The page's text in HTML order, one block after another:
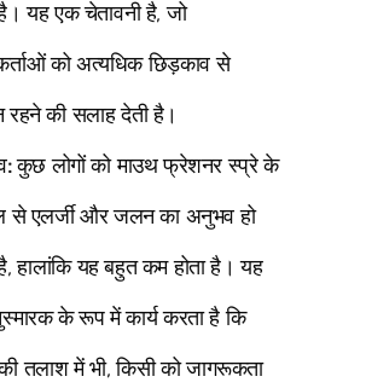
यह एक चेतावनी है, जो
को अत्यधिक छिड़काव से
रहने की सलाह देती है।
कुछ लोगों को माउथ फ्रेशनर स्प्रे के
से एलर्जी और जलन का अनुभव हो
हालांकि यह बहुत कम होता है। यह
के रूप में कार्य करता है कि
तलाश में भी, किसी को जागरूकता